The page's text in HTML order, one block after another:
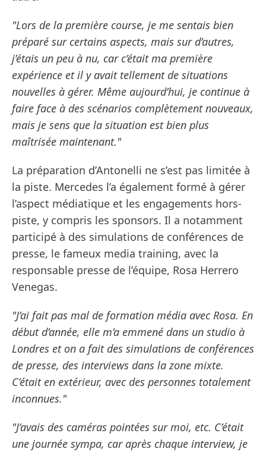
"Lors de la première course, je me sentais bien
préparé sur certains aspects, mais sur d’autres,
j’étais un peu à nu, car c’était ma première
expérience et il y avait tellement de situations
nouvelles à gérer. Même aujourd’hui, je continue à
faire face à des scénarios complètement nouveaux,
mais je sens que la situation est bien plus
maîtrisée maintenant."
La préparation d’Antonelli ne s’est pas limitée à
la piste. Mercedes l’a également formé à gérer
l’aspect médiatique et les engagements hors-
piste, y compris les sponsors. Il a notamment
participé à des simulations de conférences de
presse, le fameux media training, avec la
responsable presse de l’équipe, Rosa Herrero
Venegas.
"J’ai fait pas mal de formation média avec Rosa. En
début d’année, elle m’a emmené dans un studio à
Londres et on a fait des simulations de conférences
de presse, des interviews dans la zone mixte.
C’était en extérieur, avec des personnes totalement
inconnues."
"J’avais des caméras pointées sur moi, etc. C’était
une journée sympa, car après chaque interview, je